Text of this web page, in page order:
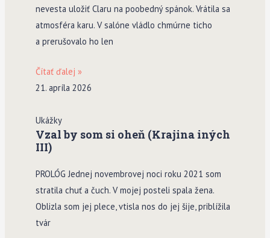
nevesta uložiť Claru na poobedný spánok. Vrátila sa
atmosféra karu. V salóne vládlo chmúrne ticho
a prerušovalo ho len
Čítať ďalej »
21. apríla 2026
Ukážky
Vzal by som si oheň (Krajina iných
III)
PROLÓG Jednej novembrovej noci roku 2021 som
stratila chuť a čuch. V mojej posteli spala žena.
Oblizla som jej plece, vtisla nos do jej šije, priblížila
tvár